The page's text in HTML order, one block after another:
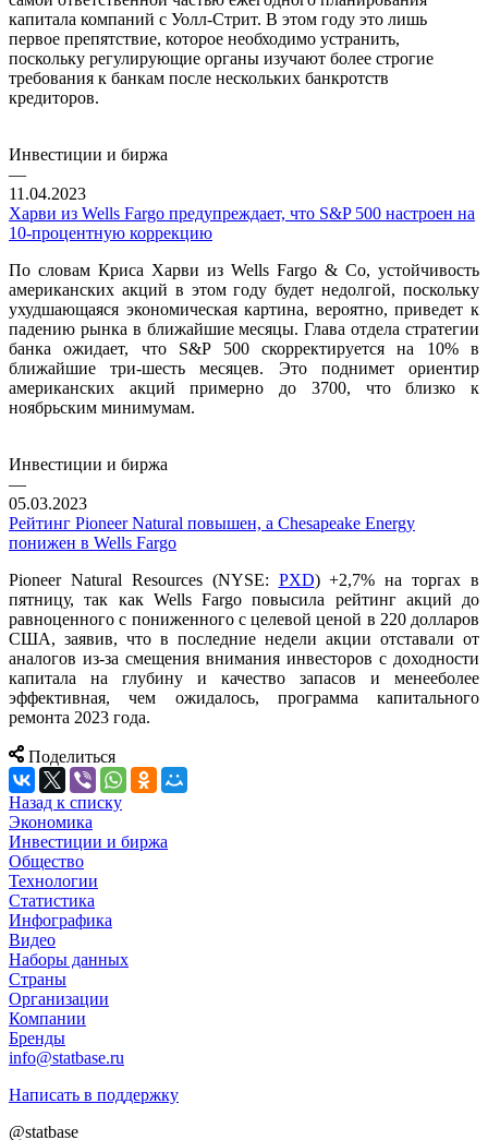
капитала компаний с Уолл-Стрит. В этом году это лишь
первое препятствие, которое необходимо устранить,
поскольку регулирующие органы изучают более строгие
требования к банкам после нескольких банкротств
кредиторов.
Инвестиции и биржа
—
11.04.2023
Харви из Wells Fargo предупреждает, что S&P 500 настроен на
10-процентную коррекцию
По словам Криса Харви из Wells Fargo & Co, устойчивость
американских акций в этом году будет недолгой, поскольку
ухудшающаяся экономическая картина, вероятно, приведет к
падению рынка в ближайшие месяцы. Глава отдела стратегии
банка ожидает, что S&P 500 скорректируется на 10% в
ближайшие три-шесть месяцев. Это поднимет ориентир
американских акций примерно до 3700, что близко к
ноябрьским минимумам.
Инвестиции и биржа
—
05.03.2023
Рейтинг Pioneer Natural повышен, а Chesapeake Energy
понижен в Wells Fargo
Pioneer Natural Resources (NYSE: PXD) +2,7% на торгах в
пятницу, так как Wells Fargo повысила рейтинг акций до
равноценного с пониженного с целевой ценой в 220 долларов
США, заявив, что в последние недели акции отставали от
аналогов из-за смещения внимания инвесторов с доходности
капитала на глубину и качество запасов и менееболее
эффективная, чем ожидалось, программа капитального
ремонта 2023 года.
Поделиться
Назад к списку
Экономика
Инвестиции и биржа
Общество
Технологии
Cтатистика
Инфографика
Видео
Наборы данных
Страны
Организации
Компании
Бренды
info@statbase.ru
Написать в поддержку
@statbase